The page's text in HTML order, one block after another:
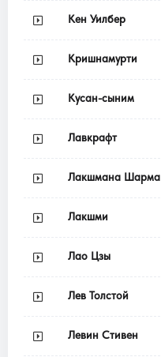
Кен Уилбер
Кришнамурти
Кусан-сыним
Лавкрафт
Лакшмана Шарма
Лакшми
Лао Цзы
Лев Толстой
Левин Стивен